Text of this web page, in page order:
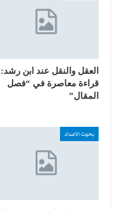
العقل والنقل عند ابن رشد:
قراءة معاصرة في “فصل
المقال”
بحوث الاعداد